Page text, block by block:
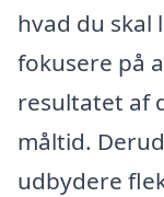
hvad du skal
fokusere på
resultatet af
måltid.
udbydere